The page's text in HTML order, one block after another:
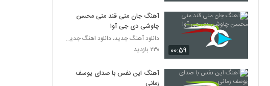
۰۰:۵۹
آهنگ جان منی قند منی محسن
چاوشی دی جی آوا
دانلود آهنگ جدید، دانلود اهنگ جدید ایرانی
۲۳۰ بازدید
آهنگ این نفس با صدای یوسف
زمانی